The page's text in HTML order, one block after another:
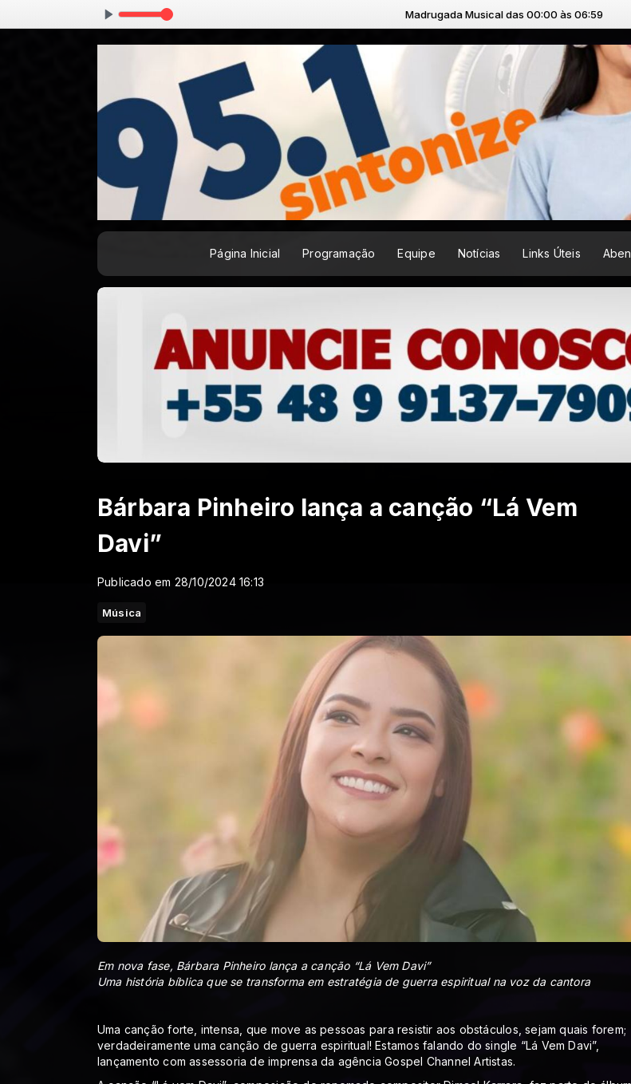
Madrugada Musical das 00:00 às 06:59
Página Inicial Programação Equipe Notícias Links Úteis
Bárbara Pinheiro lança a canção “Lá Vem
Davi”
Publicado em 28/10/2024 16:13
Música
Em nova fase, Bárbara Pinheiro lança a canção “Lá Vem Davi”
Uma história bíblica que se transforma em estratégia de guerra espiritual na voz da cantora
Uma canção forte, intensa, que move as pessoas para resistir aos obstáculos, sejam quais forem;
verdadeiramente uma canção de guerra espiritual! Estamos falando do single “Lá Vem Davi”,
lançamento com assessoria de imprensa da agência Gospel Channel Artistas.